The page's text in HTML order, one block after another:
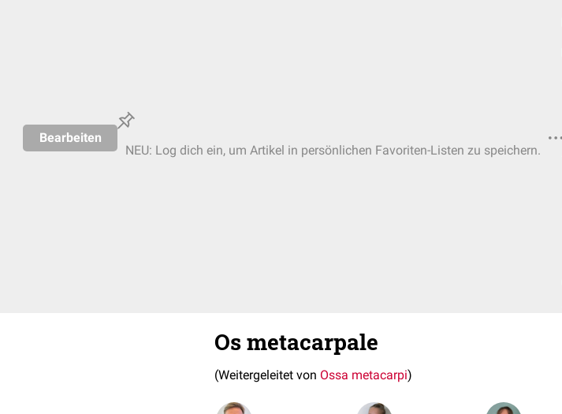
Bearbeiten
NEU: Log dich ein, um Artikel in persönlichen Favoriten-Listen zu speichern.
Os metacarpale
(Weitergeleitet von Ossa metacarpi)